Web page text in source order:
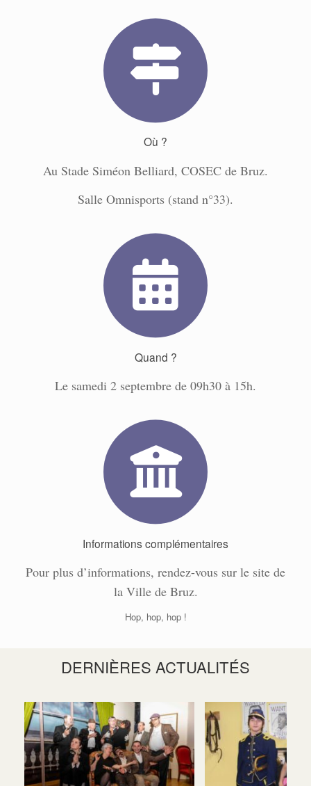
Où ?
Au Stade Siméon Belliard, COSEC de Bruz.
Salle Omnisports (stand n°33).
Quand ?
Le samedi 2 septembre de 09h30 à 15h.
Informations complémentaires
Pour plus d’informations, rendez-vous sur le site de
la Ville de Bruz.
Hop, hop, hop !
DERNIÈRES ACTUALITÉS